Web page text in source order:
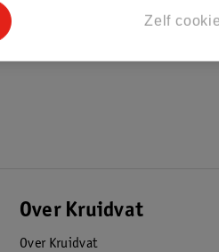
Over Kruidvat
Over Kruidvat
Zelf